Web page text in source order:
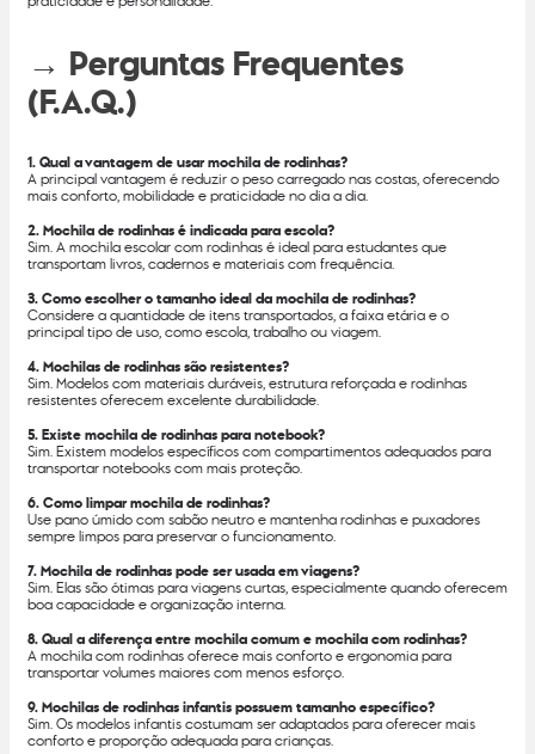
→ Perguntas Frequentes
(F.A.Q.)
1. Qual a vantagem de usar mochila de rodinhas?
A principal vantagem é reduzir o peso carregado nas costas, oferecendo
mais conforto, mobilidade e praticidade no dia a dia.
2. Mochila de rodinhas é indicada para escola?
Sim. A mochila escolar com rodinhas é ideal para estudantes que
transportam livros, cadernos e materiais com frequência.
3. Como escolher o tamanho ideal da mochila de rodinhas?
Considere a quantidade de itens transportados, a faixa etária e o
principal tipo de uso, como escola, trabalho ou viagem.
4. Mochilas de rodinhas são resistentes?
Sim. Modelos com materiais duráveis, estrutura reforçada e rodinhas
resistentes oferecem excelente durabilidade.
5. Existe mochila de rodinhas para notebook?
Sim. Existem modelos específicos com compartimentos adequados para
transportar notebooks com mais proteção.
6. Como limpar mochila de rodinhas?
Use pano úmido com sabão neutro e mantenha rodinhas e puxadores
sempre limpos para preservar o funcionamento.
7. Mochila de rodinhas pode ser usada em viagens?
Sim. Elas são ótimas para viagens curtas, especialmente quando oferecem
boa capacidade e organização interna.
8. Qual a diferença entre mochila comum e mochila com rodinhas?
A mochila com rodinhas oferece mais conforto e ergonomia para
transportar volumes maiores com menos esforço.
9. Mochilas de rodinhas infantis possuem tamanho específico?
Sim. Os modelos infantis costumam ser adaptados para oferecer mais
conforto e proporção adequada para crianças.